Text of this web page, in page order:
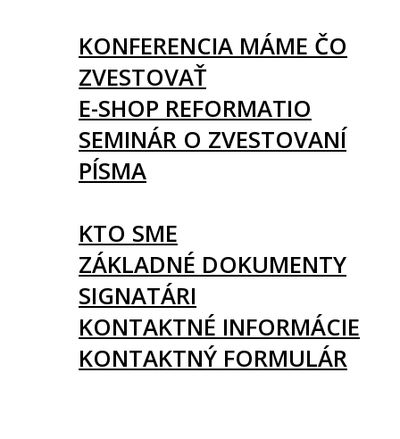
KONFERENCIA MÁME ČO
ZVESTOVAŤ
E-SHOP REFORMATIO
SEMINÁR O ZVESTOVANÍ
PÍSMA
KTO SME
ZÁKLADNÉ DOKUMENTY
SIGNATÁRI
KONTAKTNÉ INFORMÁCIE
KONTAKTNÝ FORMULÁR